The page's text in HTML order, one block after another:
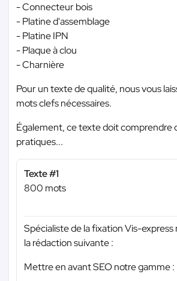
- Connecteur bois
- Platine d'assemblage
- Platine IPN
- Plaque à clou
- Charnière
Pour un texte de qualité, nous vous
mots clefs nécessaires.
Également, ce texte doit comprendre
pratiques...
Texte #1
800 mots
Spécialiste de la fixation Vis-express
la rédaction suivante :
Mettre en avant SEO notre gamme :